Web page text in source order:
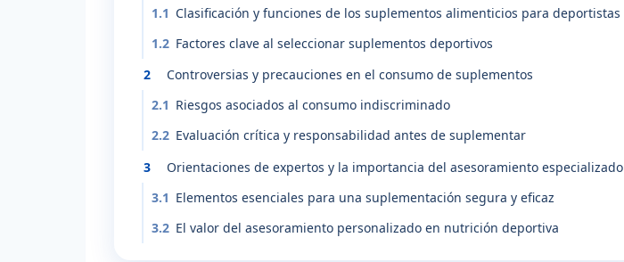
1.1 Clasificación y funciones de los suplementos alimenticios para deportistas
1.2 Factores clave al seleccionar suplementos deportivos
2
Controversias y precauciones en el consumo de suplementos
2.1 Riesgos asociados al consumo indiscriminado
2.2 Evaluación crítica y responsabilidad antes de suplementar
3
Orientaciones de expertos y la importancia del asesoramiento especializado
3.1 Elementos esenciales para una suplementación segura y eficaz
3.2 El valor del asesoramiento personalizado en nutrición deportiva